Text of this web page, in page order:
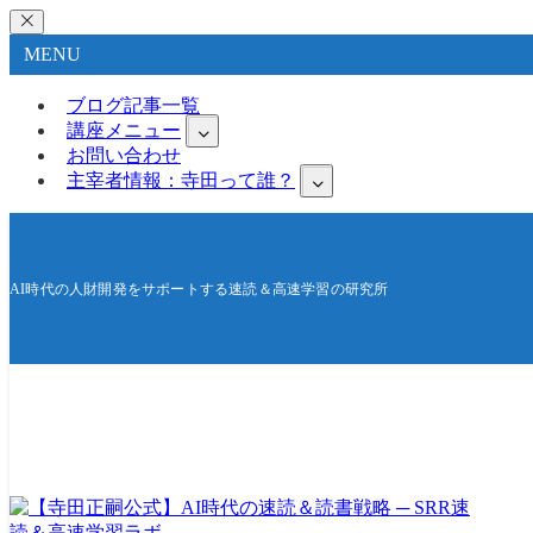
MENU
ブログ記事一覧
講座メニュー
お問い合わせ
主宰者情報：寺田って誰？
AI時代の人財開発をサポートする速読＆高速学習の研究所